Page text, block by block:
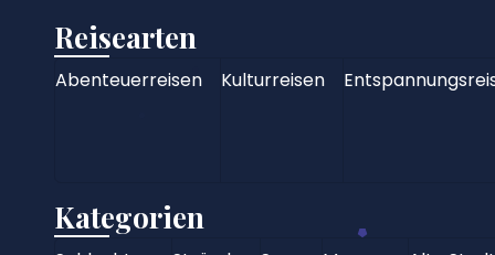
Reisearten
Abenteuerreisen Kulturreisen
Kategorien